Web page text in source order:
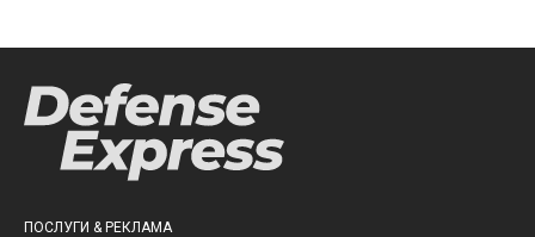
ПОСЛУГИ & РЕКЛАМА